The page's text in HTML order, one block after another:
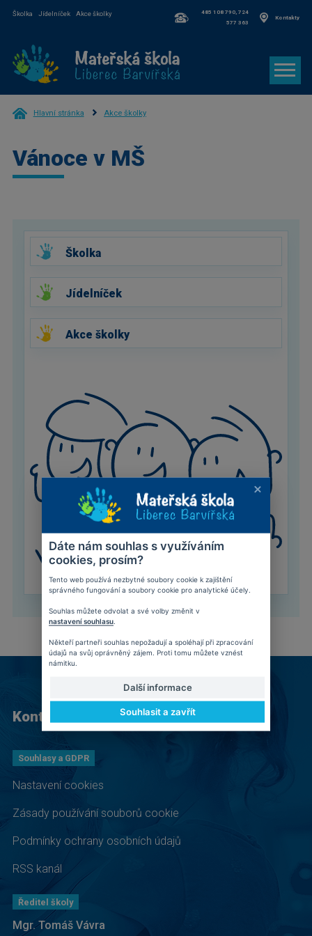
Školka Jídelníček Akce školky
485 108 790, 724
577 363
Kontakty
Hlavní stránka Akce školky
Vánoce v MŠ
Školka
Jídelníček
Akce školky
Kontakt
Souhlasy a GDPR
Nastavení cookies
Zásady používání souborů cookie
Podmínky ochrany osobních údajů
RSS kanál
Ředitel školy
Mgr. Tomáš Vávra
Dáte nám souhlas s využíváním
cookies, prosím?
Tento web používá nezbytné soubory cookie k zajištění
správného fungování a soubory cookie pro analytické účely.
Souhlas můžete odvolat a své volby změnit v
nastavení souhlasu
Někteří partneři souhlas nepožadují a spoléhají při zpracování
údajů na svůj oprávněný zájem. Proti tomu můžete vznést
námitku.
Další informace
Souhlasit a zavřít